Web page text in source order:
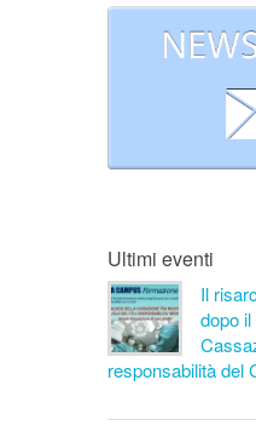
Ultimi eventi
Il
dopo
responsabilità del